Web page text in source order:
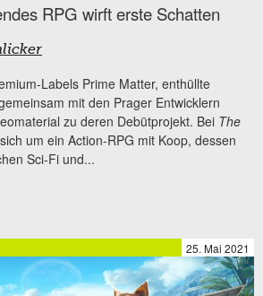
RPG wirft erste Schatten
Labels Prime Matter, enthüllte
mit den Prager Entwicklern
zu deren Debütprojekt. Bei The
um ein Action-RPG mit Koop, dessen
Sci-Fi und...
25. Mai 2021